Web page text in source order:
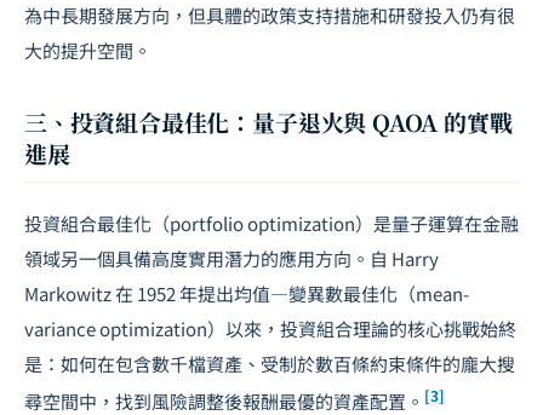
為中長期發展方向，但具體的政策支持措施和研發投入仍有很
大的提升空間。
三、投資組合最佳化：量子退火與 QAOA 的實戰
進展
投資組合最佳化（portfolio optimization）是量子運算在金融
領域另一個具備高度實用潛力的應用方向。自 Harry
Markowitz 在 1952 年提出均值—變異數最佳化（mean-
variance optimization）以來，投資組合理論的核心挑戰始終
是：如何在包含數千檔資產、受制於數百條約束條件的龐大搜
尋空間中，找到風險調整後報酬最優的資產配置。 [3]